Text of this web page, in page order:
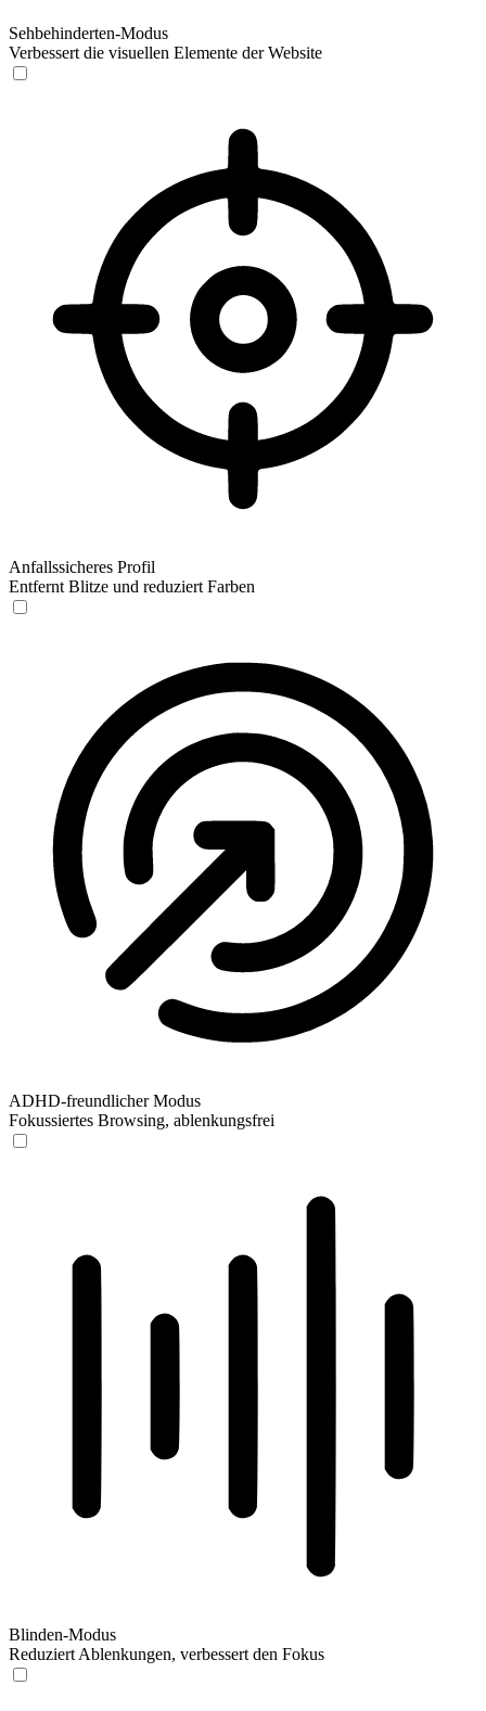
Sehbehinderten-Modus
Verbessert die visuellen Elemente der Website
Anfallssicheres Profil
Entfernt Blitze und reduziert Farben
ADHD-freundlicher Modus
Fokussiertes Browsing, ablenkungsfrei
Blinden-Modus
Reduziert Ablenkungen, verbessert den Fokus